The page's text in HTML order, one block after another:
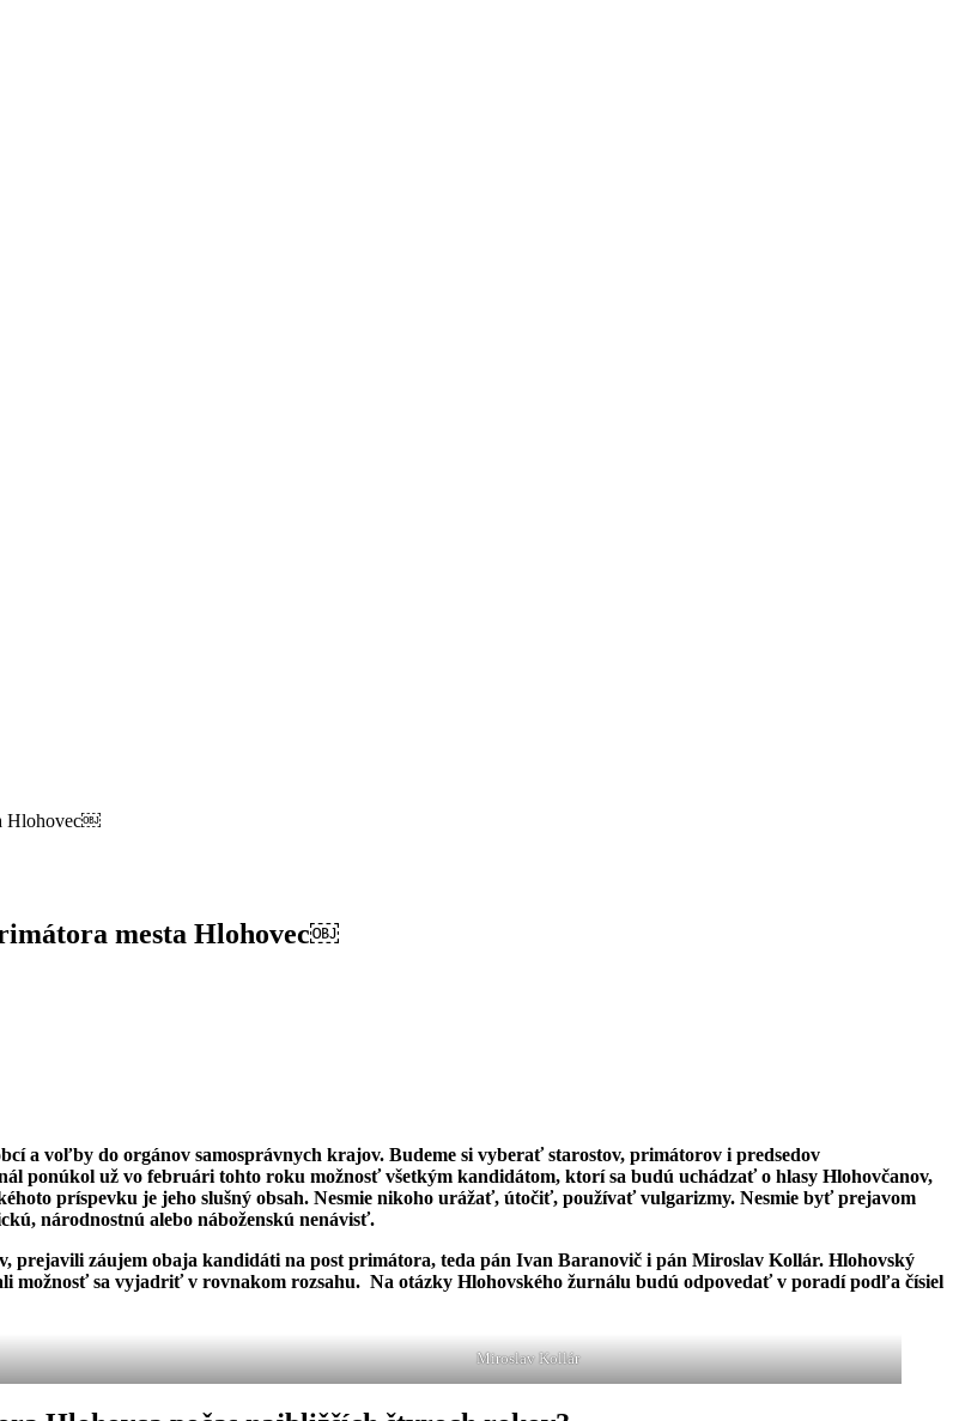
Hlohovec￼
mesta Hlohovec￼
a voľby do orgánov samosprávnych krajov. Budeme si vyberať starostov, primátorov i predsedov
ponúkol už vo februári tohto roku možnosťvšetkým kandidátom, ktorí sa budú uchádzať o hlasy Hlohovčanov,
príspevku je jeho slušný obsah. Nesmie nikoho urážať, útočiť, používať vulgarizmy. Nesmie byť prejavom
národnostnú alebo náboženskú nenávisť.
prejavili záujem obaja kandidáti na post primátora, teda pán Ivan Baranovič i pán Miroslav Kollár. Hlohovský
možnosť sa vyjadriť v rovnakom rozsahu. Na otázky Hlohovského žurnálu budú odpovedať v poradí podľa čísiel
Miroslav Kollár